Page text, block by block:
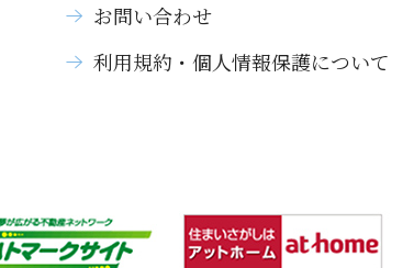
お問い合わせ
利用規約・個人情報保護について